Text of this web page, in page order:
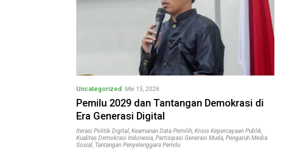
Uncategorized Mei 15, 2026
Pemilu 2029 dan Tantangan Demokrasi di
Era Generasi Digital
Iterasi Politik Digital, Keamanan Data Pemilih, Krisis Kepercayaan Publik,
Kualitas Demokrasi Indonesia, Partisipasi Generasi Muda, Pengaruh Media
Sosial, Tantangan Penyelenggara Pemilu